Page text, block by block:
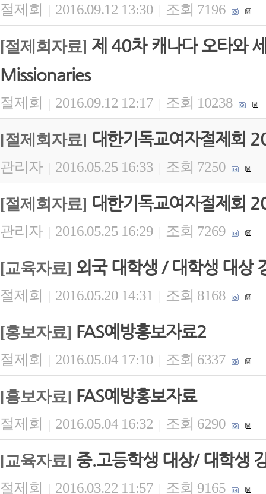
절제회 | 2016.09.12 13:30 | 조회 7196
[절제회자료] 제 40차 캐나다 오타와
Missionaries
절제회 | 2016.09.12 12:17 | 조회 10238
[절제회자료] 대한기독교여자절제회
관리자 2016.05.25 16:33 조회 7250
[절제회자료] 대한기독교여자절제회
관리자 | 2016.05.25 16:29 | 조회 7269
[교육자료] 외국 대학생 / 대학생 대상
절제회 | 2016.05.20 14:31 | 조회 8168
[홍보자료] FAS예방홍보자료2
절제회 | 2016.05.04 17:10 | 조회 6337
[홍보자료] FAS예방홍보자료
절제회 | 2016.05.04 16:32 | 조회 6290
[교육자료] 중.고등학생 대상/ 대학생
절제회 | 2016.03.22 11:57 | 조회 9165